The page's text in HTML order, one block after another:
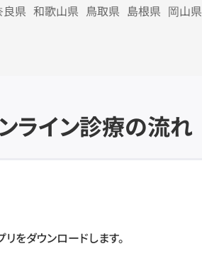
良県 和歌山県 鳥取県 島根県 岡山県
ライン診療の流れ
をダウンロードします。